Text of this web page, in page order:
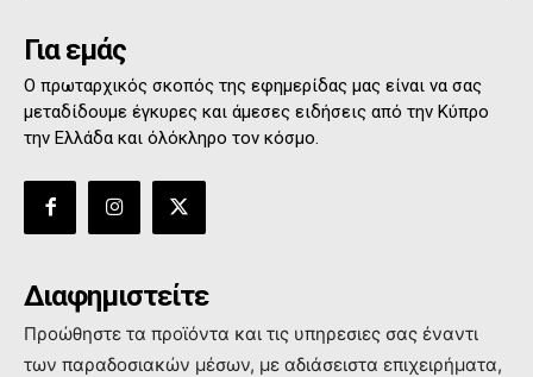
Για εμάς
Ο πρωταρχικός σκοπός της εφημερίδας μας είναι να σας
μεταδίδουμε έγκυρες και άμεσες ειδήσεις από την Κύπρο
την Ελλάδα και όλόκληρο τον κόσμο.
Διαφημιστείτε
Προώθηστε τα προϊόντα και τις υπηρεσιες σας έναντι
των παραδοσιακών μέσων, με αδιάσειστα επιχειρήματα,